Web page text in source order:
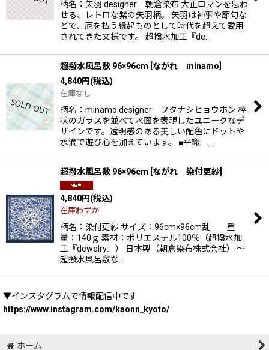
柄名：矢羽 designer 朝倉染布 大正ロマンを思わ
せる、レトロな紫の矢羽柄。 矢羽は神事や節句な
どで、厄を払う縁起ものとして時代を超えて愛用
されてきた文様です。 超撥水加工『de…
超撥水風呂敷 96×96cm ながれ minamo
4,840円(税込)
在庫なし
柄名：minamo designer フタナシヒョウホン 棒
状のガラスを並べて水面を表現したユニークなデ
ザインです。透明感のある美しい配色にドットや
水滴で遊び心を加えています。 ■平織 …
超撥水風呂敷 96×96cm ながれ 染付更紗
4,840円(税込)
在庫わずか
柄名：染付更紗 サイズ：96cm×96cm乱 重
量：140ｇ 素材：ポリエステル100％（超撥水加
工『dewelry』） 日本製（朝倉染布株式会社） 〜
超撥水風呂敷な…
▼インスタグラムで情報配信中です
https://www.instagram.com/kaonn_kyoto/
ホーム